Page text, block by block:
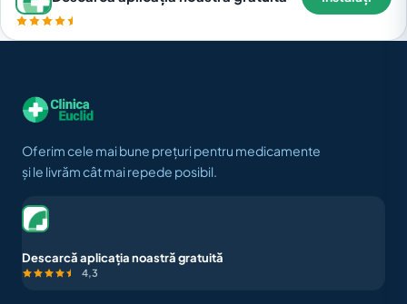
Oferim cele mai bune prețuri pentru medicamente
și le livrăm cât mai repede posibil.
Descarcă aplicația noastră gratuită
4,3